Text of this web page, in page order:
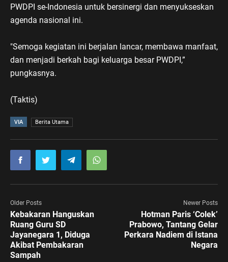
PWDPI se-Indonesia untuk bersinergi dan menyukseskan
agenda nasional ini.
"Semoga kegiatan ini berjalan lancar, membawa manfaat,
dan menjadi berkah bagi keluarga besar PWDPI,”
pungkasnya.
(Taktis)
VIA Berita Utama
Older Posts
Kebakaran Hanguskan
Ruang Guru SD
Jayanegara 1, Diduga
Akibat Pembakaran
Sampah
Newer Posts
Hotman Paris ‘Colek’
Prabowo, Tantang Gelar
Perkara Nadiem di Istana
Negara